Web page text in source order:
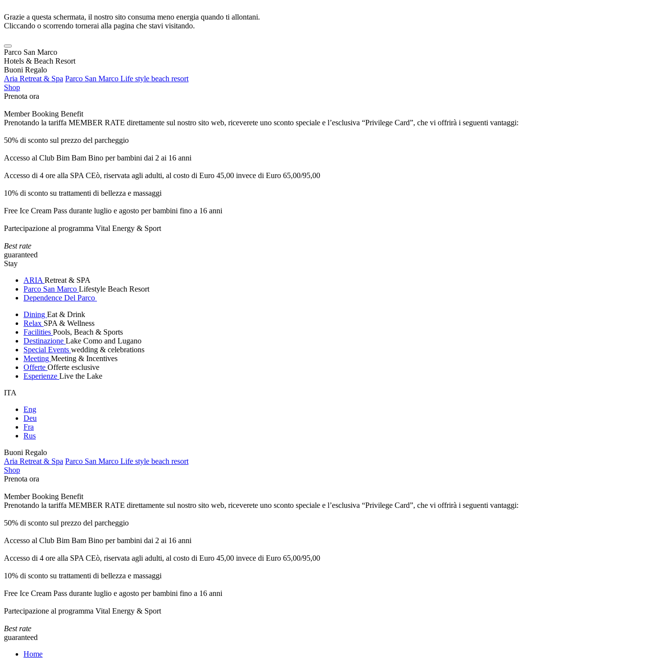
Grazie a questa schermata, il nostro sito consuma meno energia quando ti allontani.
Cliccando o scorrendo tornerai alla pagina che stavi visitando.
Parco San Marco
Hotels & Beach Resort
Buoni Regalo
Aria Retreat & Spa Parco San Marco Life style beach resort
Shop
Prenota ora
Member Booking Benefit
Prenotando la tariffa MEMBER RATE direttamente sul nostro sito web, riceverete uno sconto speciale e l’esclusiva “Privilege Card”, che vi offrirà i seguenti vantaggi:
50% di sconto sul prezzo del parcheggio
Accesso al Club Bim Bam Bino per bambini dai 2 ai 16 anni
Accesso di 4 ore alla SPA CEò, riservata agli adulti, al costo di Euro 45,00 invece di Euro 65,00/95,00
10% di sconto su trattamenti di bellezza e massaggi
Free Ice Cream Pass durante luglio e agosto per bambini fino a 16 anni
Partecipazione al programma Vital Energy & Sport
Best rate
guaranteed
Stay
ARIA Retreat & SPA
Parco San Marco Lifestyle Beach Resort
Dependence Del Parco
Dining Eat & Drink
Relax SPA & Wellness
Facilities Pools, Beach & Sports
Destinazione Lake Como and Lugano
Special Events wedding & celebrations
Meeting Meeting & Incentives
Offerte Offerte esclusive
Esperienze Live the Lake
ITA
Eng
Deu
Fra
Rus
Buoni Regalo
Aria Retreat & Spa Parco San Marco Life style beach resort
Shop
Prenota ora
Member Booking Benefit
Prenotando la tariffa MEMBER RATE direttamente sul nostro sito web, riceverete uno sconto speciale e l’esclusiva “Privilege Card”, che vi offrirà i seguenti vantaggi:
50% di sconto sul prezzo del parcheggio
Accesso al Club Bim Bam Bino per bambini dai 2 ai 16 anni
Accesso di 4 ore alla SPA CEò, riservata agli adulti, al costo di Euro 45,00 invece di Euro 65,00/95,00
10% di sconto su trattamenti di bellezza e massaggi
Free Ice Cream Pass durante luglio e agosto per bambini fino a 16 anni
Partecipazione al programma Vital Energy & Sport
Best rate
guaranteed
Home